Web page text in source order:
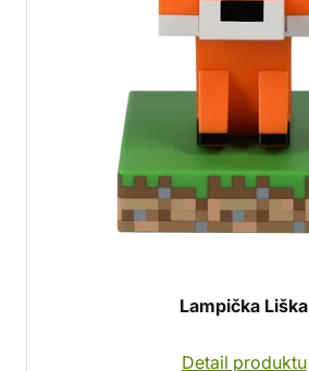
Lampička Liška
Detail produktu